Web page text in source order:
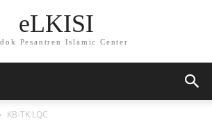
eLKISI
Pesantren Islamic Center
KB-TK LQC